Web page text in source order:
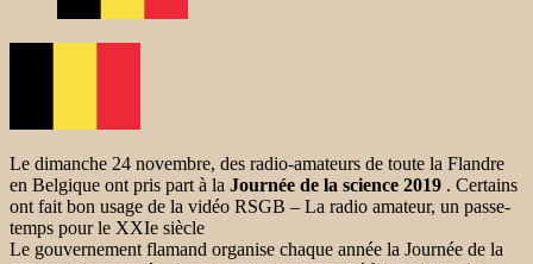
Le dimanche 24 novembre, des radio-amateurs de toute la Flandre
en Belgique ont pris part à la Journée de la science 2019 . Certains
ont fait bon usage de la vidéo RSGB – La radio amateur, un passe-
temps pour le XXIe siècle
Le gouvernement flamand organise chaque année la Journée de la